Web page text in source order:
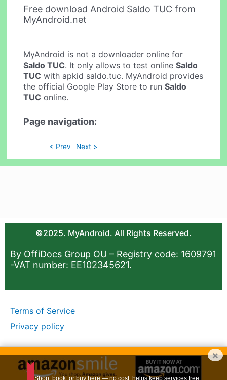
Free download Android Saldo TUC from
MyAndroid.net
MyAndroid is not a downloader online for
Saldo TUC. It only allows to test onlineSaldo
TUC with apkid saldo.tuc. MyAndroid provides
the official Google Play Store to runSaldo
TUC online.
Page navigation:
< Prev Next >
©2025. MyAndroid. All Rights Reserved.
By OffiDocs Group OU – Registry code: 1609791
-VAT number: EE102345621.
Terms of Service
Privacy policy
×
Shop, book, or buy here — no cost, helps keep services free.